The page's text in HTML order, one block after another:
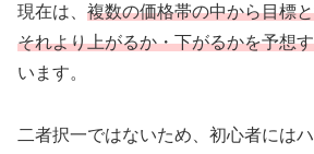
現在は、 複数の価格帯の中から目標
それより上がるか・下がるかを予想
います。
二者択一ではないため、初心者には